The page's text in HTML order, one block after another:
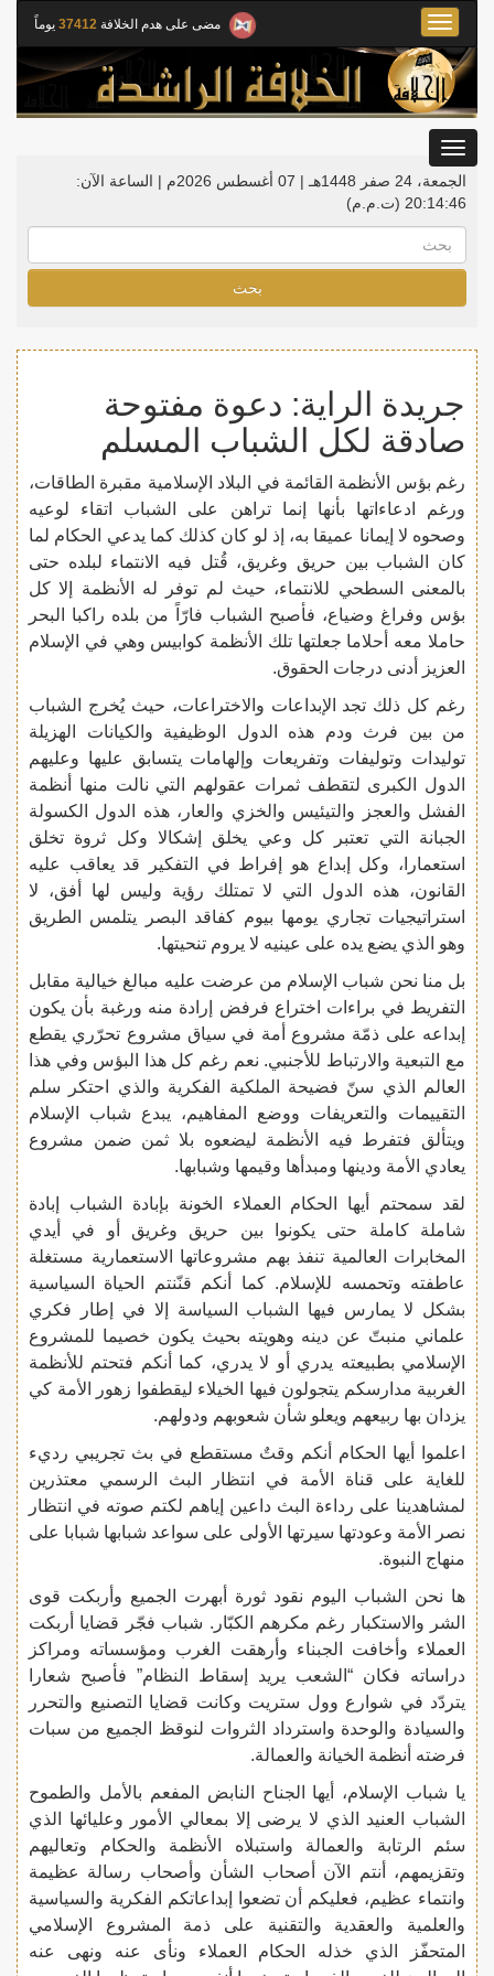
مضى على هدم الخلافة 37412 يوماً
Toggle
navigation
الجمعة، 24 صفر 1448هـ | 07 أغسطس 2026م |
الساعة الآن:
20:14:47 (ت.م.م)
بحث
جريدة الراية: دعوة مفتوحة
صادقة لكل الشباب المسلم
رغم بؤس الأنظمة القائمة في البلاد الإسلامية مقبرة الطاقات،
ورغم ادعاءاتها بأنها إنما تراهن على الشباب اتقاء لوعيه
وصحوه لا إيمانا عميقا به، إذ لو كان كذلك كما يدعي الحكام لما
كان الشباب بين حريق وغريق، قُتل فيه الانتماء لبلده حتى
بالمعنى السطحي للانتماء، حيث لم توفر له الأنظمة إلا كل
بؤس وفراغ وضياع، فأصبح الشباب فارّاً من بلده راكبا البحر
حاملا معه أحلاما جعلتها تلك الأنظمة كوابيس وهي في الإسلام
العزيز أدنى درجات الحقوق.
رغم كل ذلك تجد الإبداعات والاختراعات، حيث يُخرج الشباب
من بين فرث ودم هذه الدول الوظيفية والكيانات الهزيلة
توليدات وتوليفات وتفريعات وإلهامات يتسابق عليها وعليهم
الدول الكبرى لتقطف ثمرات عقولهم التي نالت منها أنظمة
الفشل والعجز والتيئيس والخزي والعار، هذه الدول الكسولة
الجبانة التي تعتبر كل وعي يخلق إشكالا وكل ثروة تخلق
استعمارا، وكل إبداع هو إفراط في التفكير قد يعاقب عليه
القانون، هذه الدول التي لا تمتلك رؤية وليس لها أفق، لا
استراتيجيات تجاري يومها بيوم كفاقد البصر يتلمس الطريق
وهو الذي يضع يده على عينيه لا يروم تنحيتها.
بل منا نحن شباب الإسلام من عرضت عليه مبالغ خيالية مقابل
التفريط في براءات اختراع فرفض إرادة منه ورغبة بأن يكون
إبداعه على ذمّة مشروع أمة في سياق مشروع تحرّري يقطع
مع التبعية والارتباط للأجنبي. نعم رغم كل هذا البؤس وفي هذا
العالم الذي سنّ فضيحة الملكية الفكرية والذي احتكر سلم
التقييمات والتعريفات ووضع المفاهيم، يبدع شباب الإسلام
ويتألق فتفرط فيه الأنظمة ليضعوه بلا ثمن ضمن مشروع
يعادي الأمة ودينها ومبدأها وقيمها وشبابها.
لقد سمحتم أيها الحكام العملاء الخونة بإبادة الشباب إبادة
شاملة كاملة حتى يكونوا بين حريق وغريق أو في أيدي
المخابرات العالمية تنفذ بهم مشروعاتها الاستعمارية مستغلة
عاطفته وتحمسه للإسلام. كما أنكم قنّنتم الحياة السياسية
بشكل لا يمارس فيها الشباب السياسة إلا في إطار فكري
علماني منبتّ عن دينه وهويته بحيث يكون خصيما للمشروع
الإسلامي بطبيعته يدري أو لا يدري، كما أنكم فتحتم للأنظمة
الغربية مدارسكم يتجولون فيها الخيلاء ليقطفوا زهور الأمة كي
يزدان بها ربيعهم ويعلو شأن شعوبهم ودولهم.
اعلموا أيها الحكام أنكم وقتٌ مستقطع في بث تجريبي رديء
للغاية على قناة الأمة في انتظار البث الرسمي معتذرين
لمشاهدينا على رداءة البث داعين إياهم لكتم صوته في انتظار
نصر الأمة وعودتها سيرتها الأولى على سواعد شبابها شبابا على
منهاج النبوة.
ها نحن الشباب اليوم نقود ثورة أبهرت الجميع وأربكت قوى
الشر والاستكبار رغم مكرهم الكبّار. شباب فجّر قضايا أربكت
العملاء وأخافت الجبناء وأرهقت الغرب ومؤسساته ومراكز
دراساته فكان “الشعب يريد إسقاط النظام” فأصبح شعارا
يتردّد في شوارع وول ستريت وكانت قضايا التصنيع والتحرر
والسيادة والوحدة واسترداد الثروات لنوقظ الجميع من سبات
فرضته أنظمة الخيانة والعمالة.
يا شباب الإسلام، أيها الجناح النابض المفعم بالأمل والطموح
الشباب العنيد الذي لا يرضى إلا بمعالي الأمور وعليائها الذي
سئم الرتابة والعمالة واستبلاه الأنظمة والحكام وتعاليهم
وتقزيمهم، أنتم الآن أصحاب الشأن وأصحاب رسالة عظيمة
وانتماء عظيم، فعليكم أن تضعوا إبداعاتكم الفكرية والسياسية
والعلمية والعقدية والتقنية على ذمة المشروع الإسلامي
المتحفّز الذي خذله الحكام العملاء ونأى عنه ونهى عنه